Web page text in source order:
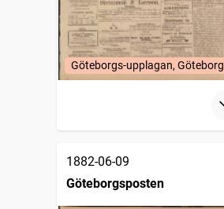
Göteborgs-upplagan, Göteborg
1882-06-09
Göteborgsposten